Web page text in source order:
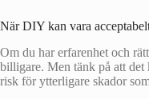
När DIY kan vara
Om du har erfarenhet och
billigare. Men tänk på att
risk för ytterligare skador